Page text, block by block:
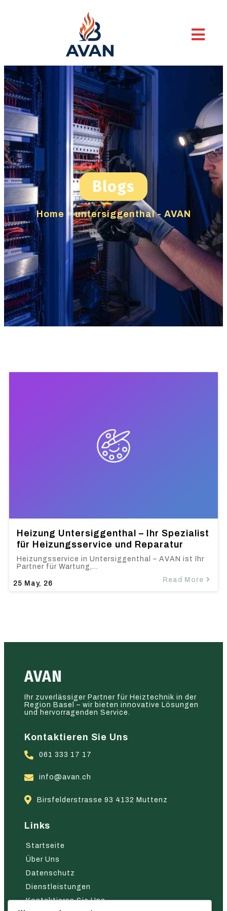
Blogs
Home »untersiggenthal - AVAN
Heizung Untersiggenthal – Ihr Spezialist
für Heizungsservice und Reparatur
25 May, 26
Heizungsservice in Untersiggenthal – AVAN ist Ihr
Partner für Wartung,…
Read More
AVAN
Ihr zuverlässiger Partner für Heiztechnik in der
Region Basel – wir bieten innovative Lösungen
und hervorragenden Service.
Kontaktieren Sie Uns
061 333 17 17
info@avan.ch
Birsfelderstrasse 93 4132 Muttenz
Links
Startseite
Über Uns
Datenschutz
Dienstleistungen
Kontaktieren Sie Uns